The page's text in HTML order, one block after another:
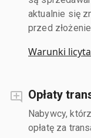
aktualnie się
przed
Warunki
Opłaty
Nabywcy,
opłatę za